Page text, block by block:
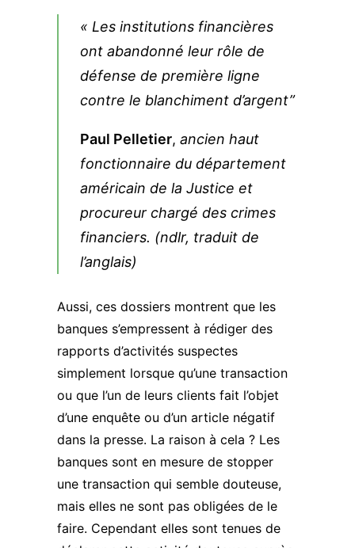
« Les institutions financières
ont abandonné leur rôle de
défense de première ligne
contre le blanchiment d’argent”
Paul Pelletier, ancien haut
fonctionnaire du département
américain de la Justice et
procureur chargé des crimes
financiers. (ndlr, traduit de
l’anglais)
Aussi, ces dossiers montrent que les
banques s’empressent à rédiger des
rapports d’activités suspectes
simplement lorsque qu’une transaction
ou que l’un de leurs clients fait l’objet
d’une enquête ou d’un article négatif
dans la presse. La raison à cela ? Les
banques sont en mesure de stopper
une transaction qui semble douteuse,
mais elles ne sont pas obligées de le
faire. Cependant elles sont tenues de